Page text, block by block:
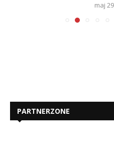
maj
PARTNERZONE